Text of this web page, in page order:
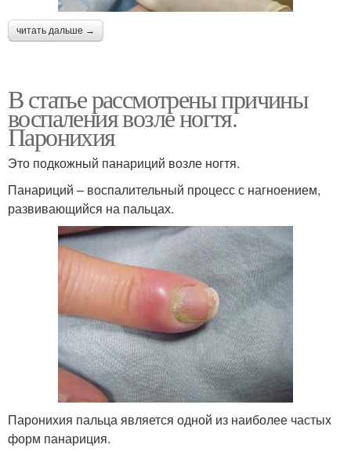
читать дальше →
В статье рассмотрены причины
воспаления возле ногтя.
Паронихия
Это подкожный панариций возле ногтя.
Панариций – воспалительный процесс с нагноением,
развивающийся на пальцах.
Паронихия пальца является одной из наиболее частых
форм панариция.